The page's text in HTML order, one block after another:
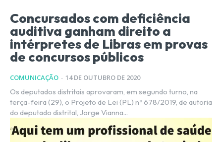
Concursados com deficiência
auditiva ganham direito a
intérpretes de Libras em provas
de concursos públicos
COMUNICAÇÃO - 14 DE OUTUBRO DE 2020
Os deputados distritais aprovaram, em segundo turno, na
terça-feira (29), o Projeto de Lei (PL) nº 678/2019, de autoria
do deputado distrital, Jorge Vianna...